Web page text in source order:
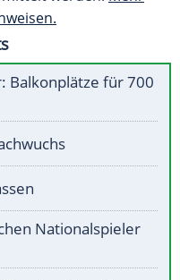
Balkonplätze für 700
Nationalspieler